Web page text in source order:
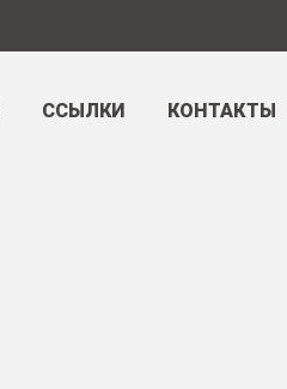
ССЫЛКИ КОНТАКТЫ